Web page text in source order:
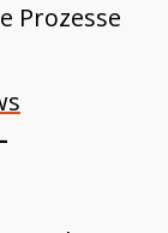
Prozesse